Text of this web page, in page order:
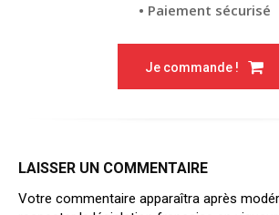
• Paiement sécurisé
Je commande !
LAISSER UN COMMENTAIRE
Votre commentaire apparaîtra après